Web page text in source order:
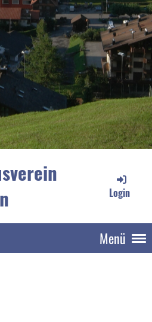
Login
Menü